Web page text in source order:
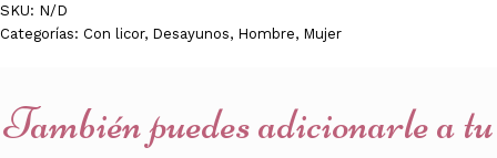
SKU: N/D
Categorías: Con licor, Desayunos, Hombre, Mujer
También puedes adicionarle a tu